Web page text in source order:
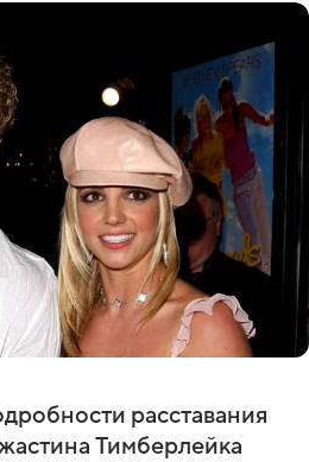
расставания
Тимберлейка